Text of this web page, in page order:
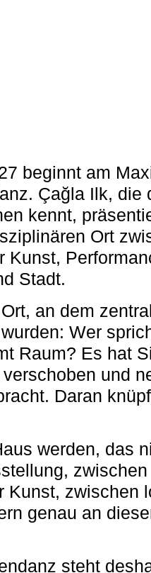
beginnt am
Çağla Ilk, die
kennt,
Ort
Stadt.
an dem
Wer
Raum? Es hat
und
Daran
werden, das
zwischen
Kunst, zwischen
genau an
steht